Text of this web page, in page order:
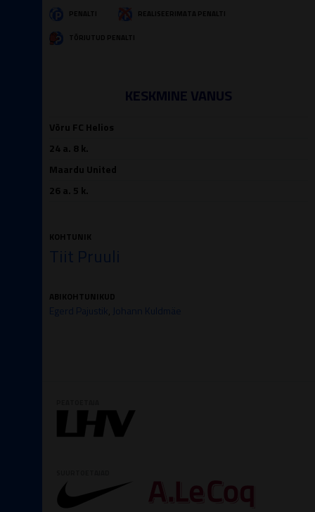
PENALTI REALISEERIMATA PENALTI
TÕRJUTUD PENALTI
KESKMINE VANUS
Võru FC Helios
24 a. 8 k.
Maardu United
26 a. 5 k.
KOHTUNIK
Tiit Pruuli
ABIKOHTUNIKUD
Egerd Pajustik, Johann Kuldmäe